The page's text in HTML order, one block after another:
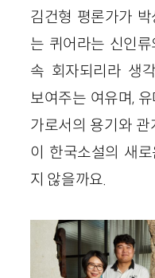
김건형 평론가가
는 퀴어라는 신인
속 회자되리라 생
보여주는 여유며,
가로서의 용기와 관
이 한국소설의 새
지 않을까요.